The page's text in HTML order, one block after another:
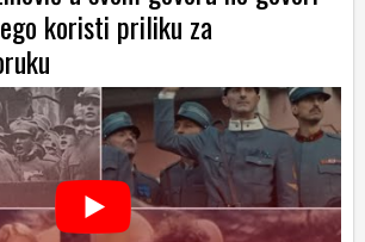
koristi priliku za